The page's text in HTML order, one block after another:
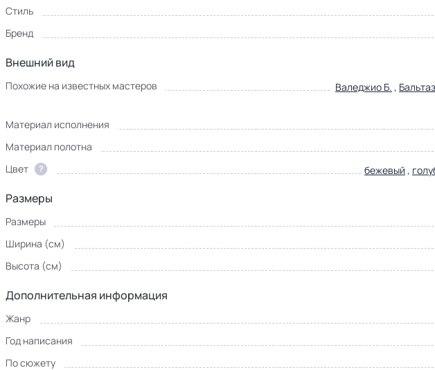
Стиль
Бренд
Внешний вид
Похожие на известных мастеров Валеджио Б. ,
Материал исполнения
Материал полотна
Цвет
? бежевый ,
Размеры
Размеры
Ширина (см)
Высота (см)
Дополнительная информация
Жанр
Год написания
По сюжету